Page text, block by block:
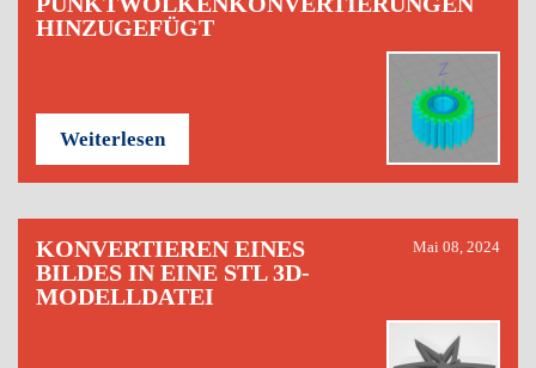
HINZUGEFÜGT
Weiterlesen
KONVERTIEREN EINES
BILDES IN EINE STL 3D-
MODELLDATEI
Mai 08, 2024